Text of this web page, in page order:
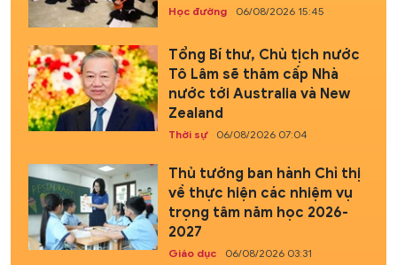
Học đường 06/08/2026 15:45
Tổng Bí thư, Chủ tịch nước
Tô Lâm sẽ thăm cấp Nhà
nước tới Australia và New
Zealand
Thời sự 06/08/2026 07:04
Thủ tướng ban hành Chỉ thị
về thực hiện các nhiệm vụ
trọng tâm năm học 2026-
2027
Giáo dục 06/08/2026 03:31